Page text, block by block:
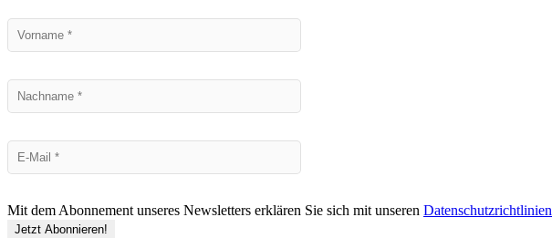
Mit dem Abonnement unseres Newsletters erklären Sie sich mit unseren Datenschutzrichtlinien